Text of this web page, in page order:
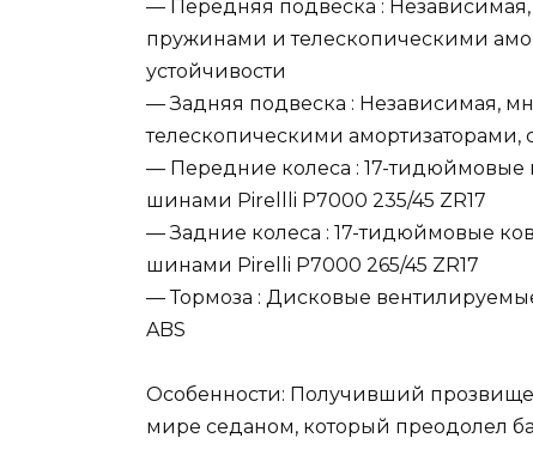
— Передняя подвеска :
пружинами и телескопическими
устойчивости
— Задняя подвеска : Независимая,
телескопическими амортизаторами,
— Передние колеса : 17-тидюймовые
шинами Pirellli P7000 235/45 ZR17
— Задние колеса : 17-тидюймовые
шинами Pirelli P7000 265/45 ZR17
— Тормоза : Дисковые
ABS
Особенности: Получивший прозвище
мире седаном, который преодолел